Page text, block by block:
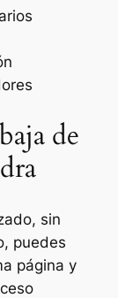
de
sin
puedes
página y